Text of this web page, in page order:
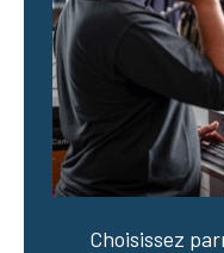
Choisissez